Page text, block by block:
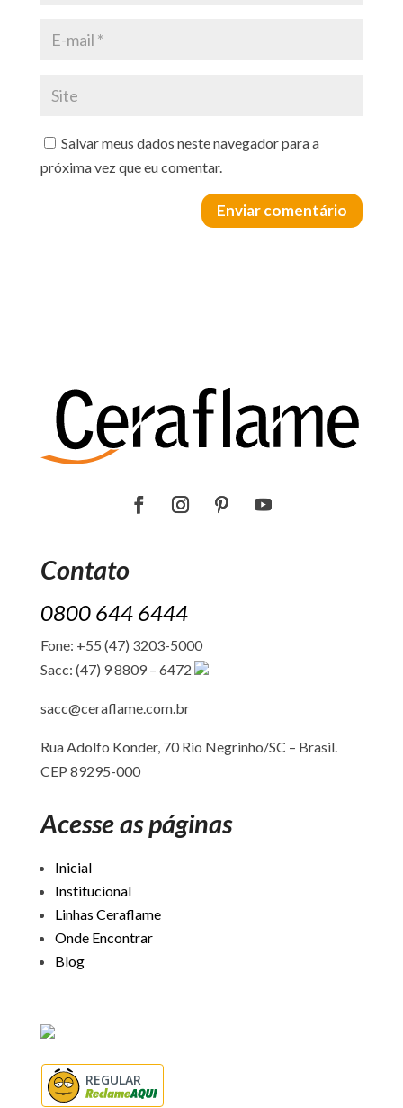
Salvar meus dados neste navegador para a
próxima vez que eu comentar.
Enviar comentário
Contato
0800 644 6444
Fone: +55 (47) 3203-5000
Sacc: (47) 9 8809 – 6472
sacc@ceraflame.com.br
Rua Adolfo Konder, 70 Rio Negrinho/SC – Brasil.
CEP 89295-000
Acesse as páginas
Inicial
Institucional
Linhas Ceraflame
Onde Encontrar
Blog
REGULAR